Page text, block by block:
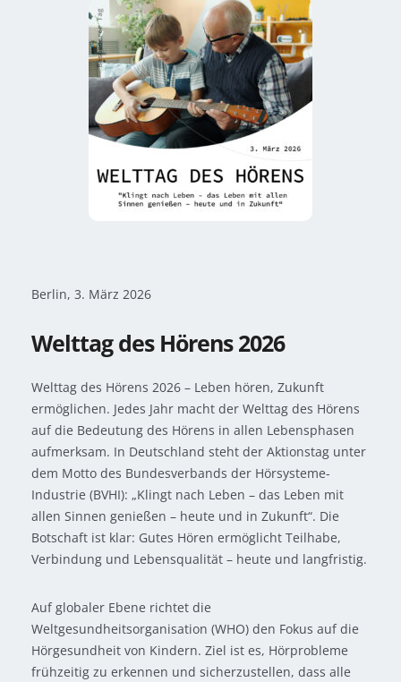
Berlin, 3. März 2026
Welttag des Hörens 2026
Welttag des Hörens 2026 – Leben hören, Zukunft
ermöglichen. Jedes Jahr macht der Welttag des Hörens
auf die Bedeutung des Hörens in allen Lebensphasen
aufmerksam. In Deutschland steht der Aktionstag unter
dem Motto des Bundesverbands der Hörsysteme-
Industrie (BVHI): „Klingt nach Leben – das Leben mit
allen Sinnen genießen – heute und in Zukunft“. Die
Botschaft ist klar: Gutes Hören ermöglicht Teilhabe,
Verbindung und Lebensqualität – heute und langfristig.
Auf globaler Ebene richtet die
Weltgesundheitsorganisation (WHO) den Fokus auf die
Hörgesundheit von Kindern. Ziel ist es, Hörprobleme
frühzeitig zu erkennen und sicherzustellen, dass alle